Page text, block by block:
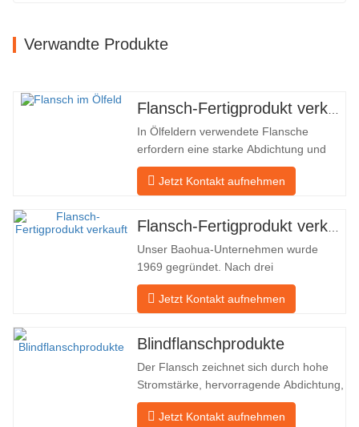
Verwandte Produkte
In Ölfeldern verwendete Flansche
erfordern eine starke Abdichtung und
hohe Qualität. Unser Unternehmen in
Baohua verarbeitet seit vielen Jahren
indirekt ins Ausland – nach Deutschland
und Russland. Da die inländische
Industrie nicht ideal ist, möchten wir…
Jetzt Kontakt aufnehmen
Unser Baohua-Unternehmen wurde
1969 gegründet. Nach drei
Generationen harter Arbeit umfasst es
nun eine Fläche von 50.000 ㎡ und
25.000 ㎡. Es gibt 260 Mitarbeiter und
46 Ingenieure. Die jährliche Produktion
von Schmiedestücken beträgt 30.000
Tonnen. Hauptsächlich…
Jetzt Kontakt aufnehmen
Blindflanschprodukte
Der Flansch zeichnet sich durch hohe
Stromstärke, hervorragende Abdichtung,
praktische Wartung, robuste
Anpassungsfähigkeit und
Jetzt Kontakt aufnehmen